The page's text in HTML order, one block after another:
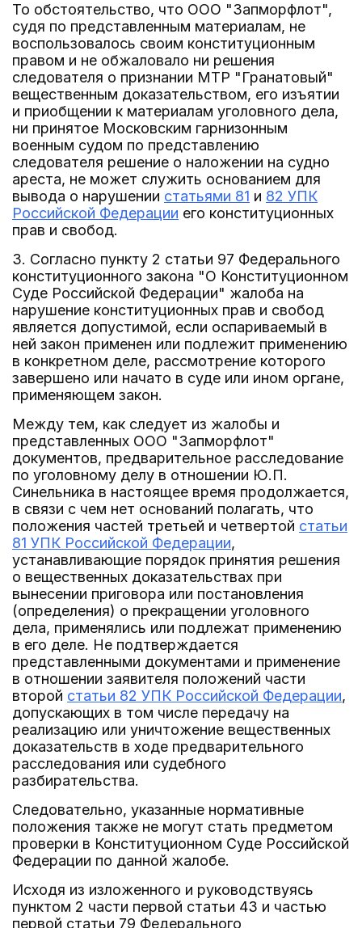
То обстоятельство, что ООО "Запморфлот",
судя по представленным материалам, не
воспользовалось своим конституционным
правом и не обжаловало ни решения
следователя о признании МТР "Гранатовый"
вещественным доказательством, его изъятии
и приобщении к материалам уголовного дела,
ни принятое Московским гарнизонным
военным судом по представлению
следователя решение о наложении на судно
ареста, не может служить основанием для
вывода о нарушении статьями 81 и 82 УПК
Российской Федерации его конституционных
прав и свобод.
3. Согласно пункту 2 статьи 97 Федерального
конституционного закона "О Конституционном
Суде Российской Федерации" жалоба на
нарушение конституционных прав и свобод
является допустимой, если оспариваемый в
ней закон применен или подлежит применению
в конкретном деле, рассмотрение которого
завершено или начато в суде или ином органе,
применяющем закон.
Между тем, как следует из жалобы и
представленных ООО "Запморфлот"
документов, предварительное расследование
по уголовному делу в отношении Ю.П.
Синельника в настоящее время продолжается,
в связи с чем нет оснований полагать, что
положения частей третьей и четвертой статьи
81 УПК Российской Федерации,
устанавливающие порядок принятия решения
о вещественных доказательствах при
вынесении приговора или постановления
(определения) о прекращении уголовного
дела, применялись или подлежат применению
в его деле. Не подтверждается
представленными документами и применение
в отношении заявителя положений части
второй статьи 82 УПК Российской Федерации,
допускающих в том числе передачу на
реализацию или уничтожение вещественных
доказательств в ходе предварительного
расследования или судебного
разбирательства.
Следовательно, указанные нормативные
положения также не могут стать предметом
проверки в Конституционном Суде Российской
Федерации по данной жалобе.
Исходя из изложенного и руководствуясь
пунктом 2 части первой статьи 43 и частью
первой статьи 79 Федерального